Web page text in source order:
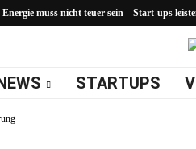
muss nicht teuer sein – Start-ups
STARTUPS